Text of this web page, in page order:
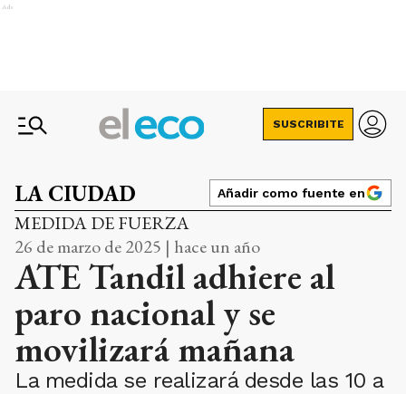
Ads
SUSCRIBITE
LA CIUDAD Añadir como fuente en
MEDIDA DE FUERZA
26 de marzo de 2025 | hace un año
ATE Tandil adhiere al
paro nacional y se
movilizará mañana
La medida se realizará desde las 10 a